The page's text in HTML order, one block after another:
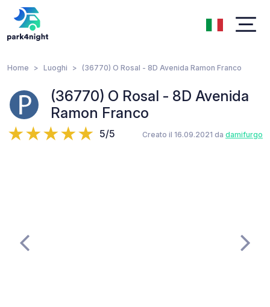
Home Luoghi (36770) O Rosal - 8D Avenida Ramon Franco
(36770) O Rosal - 8D Avenida
Ramon Franco
5/5 Creato il 16.09.2021 da damifurgo